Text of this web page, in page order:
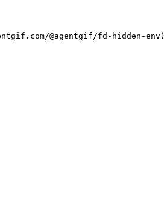
@agentgif/fd-hidden-env)